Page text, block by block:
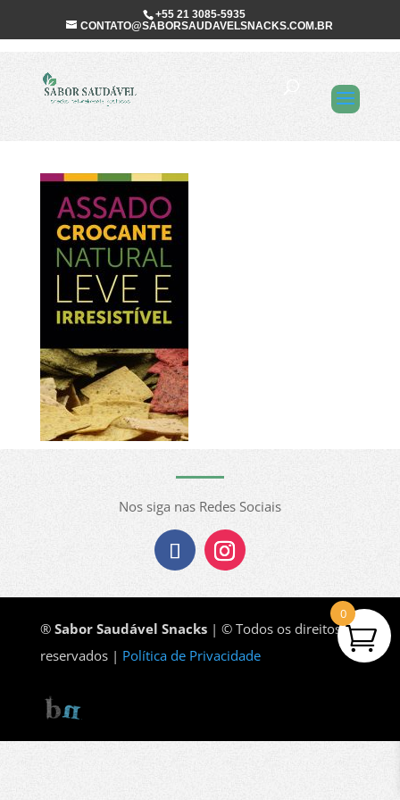
+55 21 3085-5935
CONTATO@SABORSAUDAVELSNACKS.COM.BR
TidBits_chamada-
Nos siga nas Redes Sociais
® Sabor Saudável Snacks | © Todos os direitos
reservados | Política de Privacidade
0